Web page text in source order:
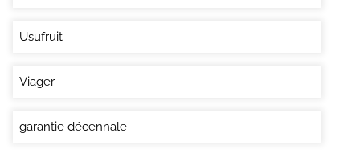
Usufruit
Viager
garantie décennale